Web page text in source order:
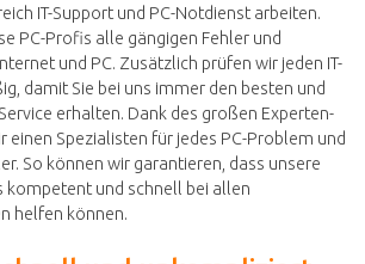
IT-Support und PC-Notdienst arbeiten.
PC-Profis alle gängigen Fehler und
und PC. Zusätzlich prüfen wir jeden IT-
damit Sie bei uns immer den besten und
erhalten. Dank des großen Experten-
einen Spezialisten für jedes PC-Problem und
So können wir garantieren, dass unsere
kompetent und schnell bei allen
helfen können.